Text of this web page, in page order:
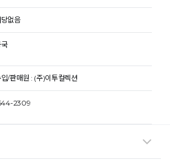
없음
/판매원 : (주)이투컬렉션
2309